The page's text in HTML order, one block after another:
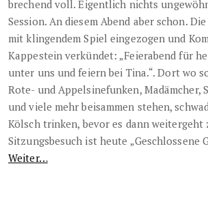
brechend voll. Eigentlich nichts
Session. An diesem Abend aber schon.
mit klingendem Spiel eingezogen und
Kappestein verkündet: „Feierabend für
unter uns und feiern bei Tina.“. Dort wo
Rote- und Appelsinefunken, Madämcher,
und viele mehr beisammen stehen,
Kölsch trinken, bevor es dann weitergeht
Sitzungsbesuch ist heute „Geschlossene
Weiter…